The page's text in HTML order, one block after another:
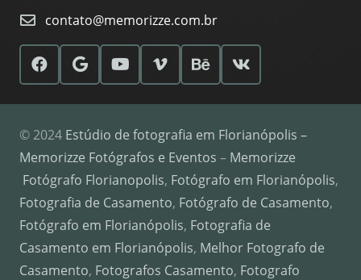
contato@memorizze.com.br
© 2024 Estúdio de fotografia em Florianópolis –
Memorizze Fotógrafos e Eventos – Memorizze
Fotógrafo Florianopolis, Fotógrafo em Florianópolis,
Fotografia de Casamento, Fotógrafo de Casamento,
Fotógrafo em Florianópolis, Fotografia de
Casamento em Florianópolis, Melhor Fotografo de
Casamento, Fotografos Casamento, Fotografo